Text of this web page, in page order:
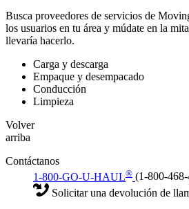
Busca proveedores de servicios de
los usuarios en tu área y múdate en la
llevaría hacerlo.
Carga y descarga
Empaque y desempacado
Conducción
Limpieza
Volver
arriba
Contáctanos
1-800-GO-U-HAUL® (1-800-
Solicitar una devolución de